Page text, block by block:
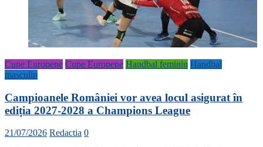
Cupe Europene Cupe Europene Handbal feminin Handbal
masculin
Campioanele României vor avea locul asigurat în
ediția 2027-2028 a Champions League
21/07/2026 Redactia 0